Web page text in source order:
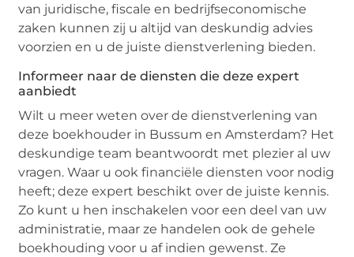
van juridische, fiscale en bedrijfseconomische
zaken kunnen zij u altijd van deskundig advies
voorzien en u de juiste dienstverlening bieden.
Informeer naar de diensten die deze expert
aanbiedt
Wilt u meer weten over de dienstverlening van
deze boekhouder in Bussum en Amsterdam? Het
deskundige team beantwoordt met plezier al uw
vragen. Waar u ook financiële diensten voor nodig
heeft; deze expert beschikt over de juiste kennis.
Zo kunt u hen inschakelen voor een deel van uw
administratie, maar ze handelen ook de gehele
boekhouding voor u af indien gewenst. Ze